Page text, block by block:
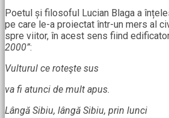
Poetul și filosoful Lucian Blaga a
pe care le-a proiectat într-un mers al
spre viitor, în acest sens fiind
2000”:
Vulturul ce roteşte sus
va fi atunci de mult apus.
Lângă Sibiu, lângă Sibiu, prin lunci